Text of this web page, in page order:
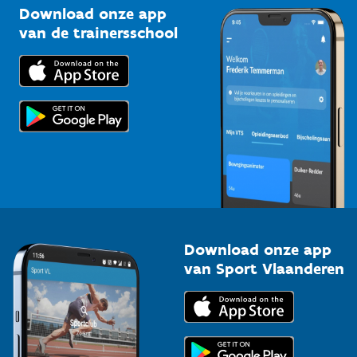
Bedrijven
Trainers en begeleiders
Topsporters
Kennisplatform
Downloads
Voor de pers
Download onze app
van de trainersschool
Download onze app
van Sport Vlaanderen